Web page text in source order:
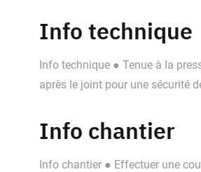
Info technique
Info technique ● Tenue à la
après le joint pour une sécurité
Info chantier
Info chantier ● Effectuer une